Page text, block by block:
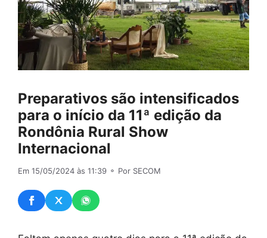
Preparativos são intensificados
para o início da 11ª edição da
Rondônia Rural Show
Internacional
Em 15/05/2024 às 11:39 ⚬ Por SECOM